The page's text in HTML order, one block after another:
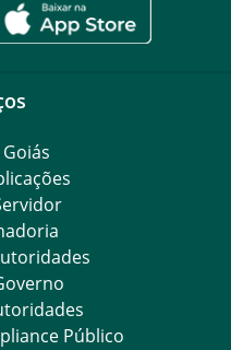
Público